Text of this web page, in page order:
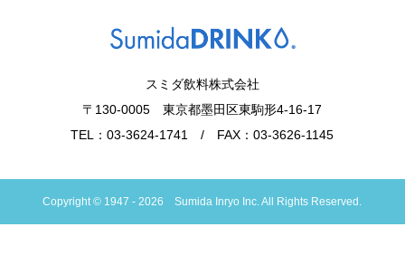
スミダ飲料株式会社
〒130-0005 東京都墨田区東駒形4-16-17
TEL：03-3624-1741 / FAX：03-3626-1145
Copyright © 1947 - 2026 Sumida Inryo Inc. All Rights Reserved.